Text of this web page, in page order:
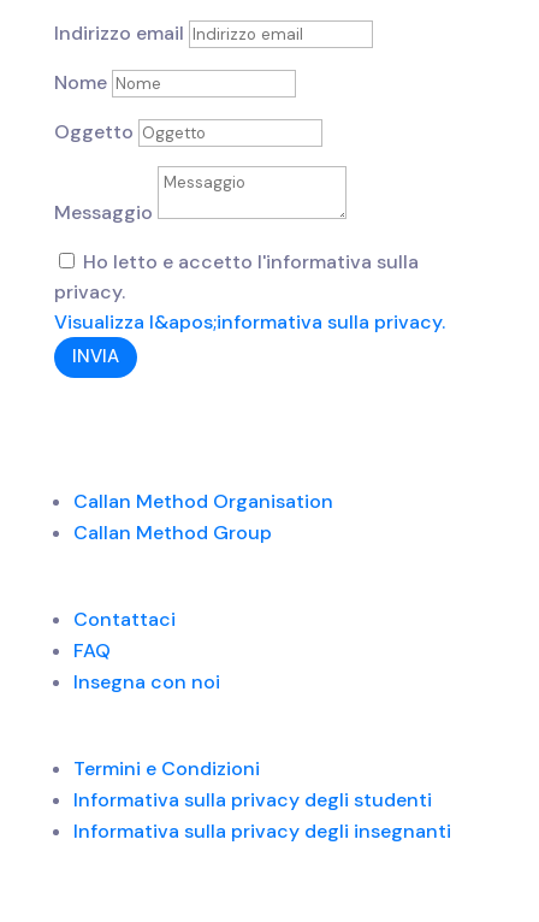
Indirizzo email
Nome
Oggetto
Messaggio
Ho letto e accetto l'informativa sulla
privacy.
Visualizza l&apos;informativa sulla privacy.
INVIA
Callan Method Organisation
Callan Method Group
Contattaci
FAQ
Insegna con noi
Termini e Condizioni
Informativa sulla privacy degli studenti
Informativa sulla privacy degli insegnanti